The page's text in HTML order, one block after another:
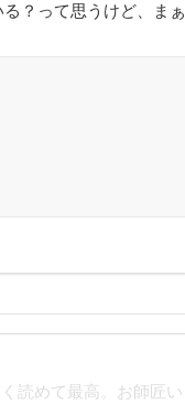
？って思うけど、まぁ
読めて最高。お師匠い